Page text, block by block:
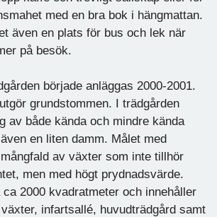
med en bra bok i hängmattan.
även en plats för bus och lek när
på besök.
började anläggas 2000-2001.
grundstommen. I trädgården
av både kända och mindre kända
en liten damm. Målet med
av växter som inte tillhör
men med högt prydnadsvärde.
ca 2000 kvadratmeter och innehåller
infartsallé, huvudträdgård samt